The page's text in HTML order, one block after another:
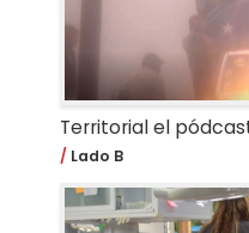
Territorial el
Lado B